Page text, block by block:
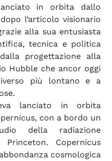
in orbita dallo
l’articolo visionario
alla sua entusiasta
tecnica e politica
progettazione alla
Hubble che ancor oggi
più lontano e a
lanciato in orbita
con a bordo un
della radiazione
Copernicus
cosmologica